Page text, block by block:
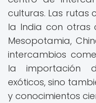
culturas. Las rutas
la India con otras
Mesopotamia,
intercambios
la importación
exóticos, sino
y conocimientos